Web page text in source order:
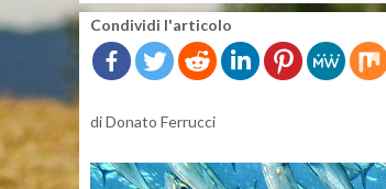
Con­di­vi­di l'ar­ti­co­lo
di Do­na­to Fer­ruc­ci